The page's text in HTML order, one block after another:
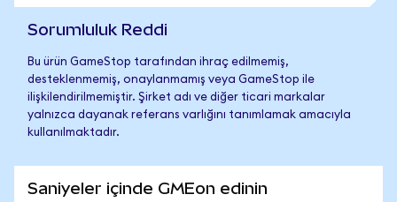
Sorumluluk Reddi
Bu ürün GameStop tarafından ihraç edilmemiş,
desteklenmemiş, onaylanmamış veya GameStop ile
ilişkilendirilmemiştir. Şirket adı ve diğer ticari markalar
yalnızca dayanak referans varlığını tanımlamak amacıyla
kullanılmaktadır.
Saniyeler içinde GMEon edinin